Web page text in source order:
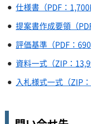
仕様書（PDF：
提案書作成要領（
評価基準（PDF：
資料一式（ZIP：
入札様式一式（ZIP：